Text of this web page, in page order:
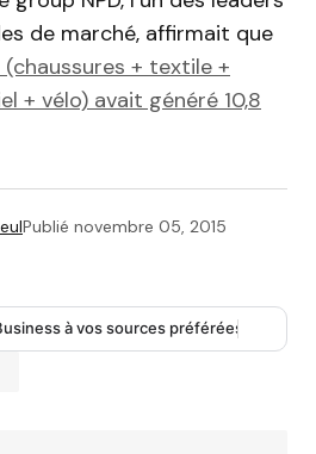
de marché, affirmait que
+ textile +
+ vélo) avait généré 10,8
Publié novembre 05, 2015
à vos sources préférées